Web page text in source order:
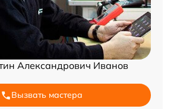
Александрович Иванов
Вызвать мастера